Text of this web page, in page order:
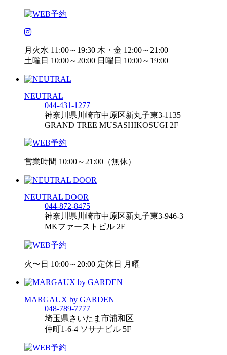
月火水 11:00～19:30 木・金 12:00～21:00
土曜日 10:00～20:00 日曜日 10:00～19:00
NEUTRAL
044-431-1277
神奈川県川崎市中原区新丸子東3-1135
GRAND TREE MUSASHIKOSUGI 2F
営業時間 10:00～21:00（無休）
NEUTRAL DOOR
044-872-8475
神奈川県川崎市中原区新丸子東3-946-3
MKファーストビル 2F
火〜日 10:00～20:00 定休日 月曜
MARGAUX by GARDEN
048-789-7777
埼玉県さいたま市浦和区
仲町1-6-4 ソサナビル 5F